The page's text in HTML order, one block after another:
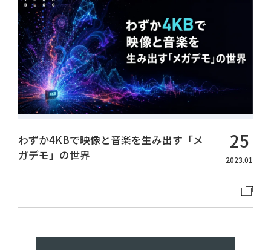
わずか4KBで映像と音楽を生み出す「メ
ガデモ」の世界
25
2023.01